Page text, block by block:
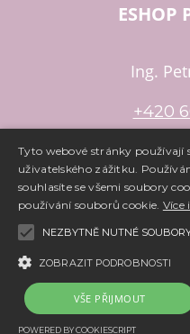
ESHOP
Ing.
+420
e-shopuapronájem
Tyto webové stránky používají
uživatelského zážitku.
souhlasíte se všemi soubory
používání souborů cookie. Více
NEZBYTNĚ NUTNÉ
ZOBRAZIT PODROBNOSTI
VŠE PŘIJMOUT
POWERED BY COOKIESCRIPT